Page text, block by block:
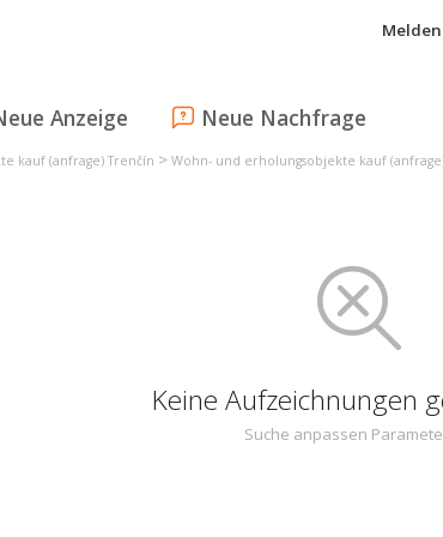
Anzeige Neue Nachfrage
kauf (anfrage) Trenčín > Wohn- und erholungsobjekte kauf (anfrage)
Keine Aufzeichnungen
Suche anpassen